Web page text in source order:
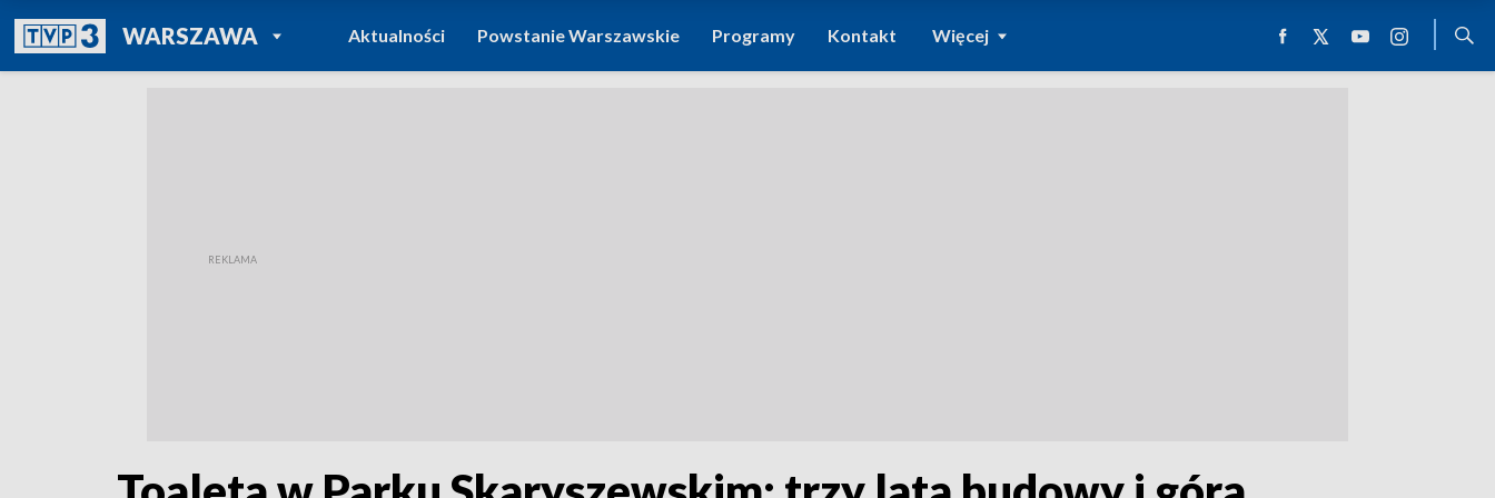
WARSZAWAPOWRÓT DO
TVP REGIONY
Aktualności Powstanie Warszawskie Programy Kontakt Więcej